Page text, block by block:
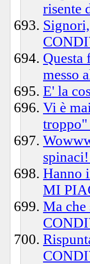
risente
Questa
messo
E' la
Vi è
Hanno
MI
Ma